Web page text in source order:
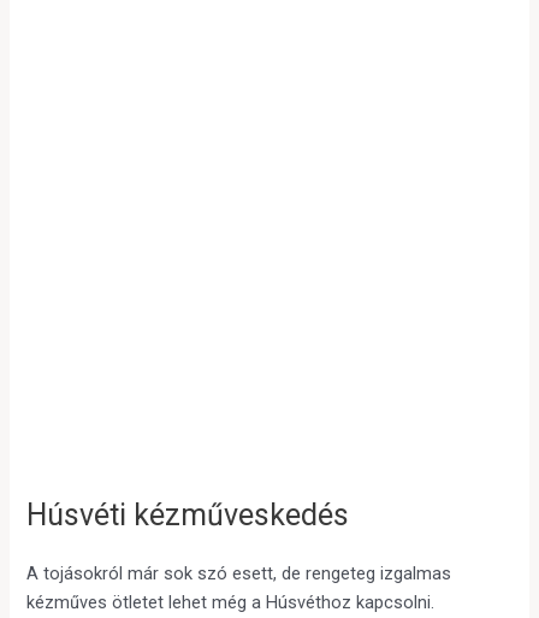
Húsvéti kézműveskedés
A tojásokról már sok szó esett, de rengeteg izgalmas
kézműves ötletet lehet még a Húsvéthoz kapcsolni.